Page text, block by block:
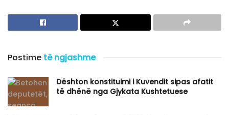
Postime të ngjashme
Dështon konstituimi i Kuvendit sipas afatit
të dhënë nga Gjykata Kushtetuese